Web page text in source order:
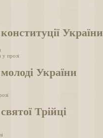
України
у прозі
України
Трійці